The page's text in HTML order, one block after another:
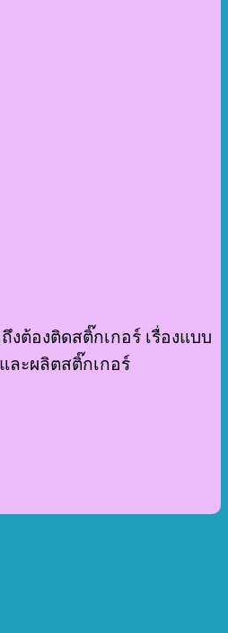
ต้องติดสติ๊กเกอร์ เรื่องแบบ
ละผลิตสติ๊กเกอร์